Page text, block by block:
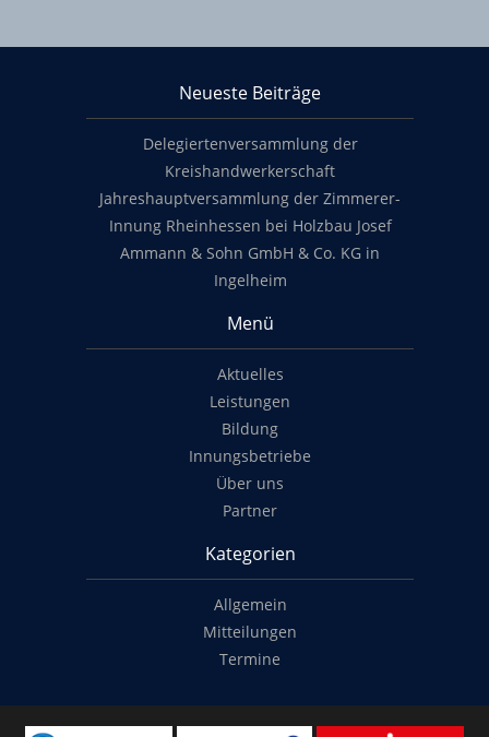
Neueste Beiträge
Delegiertenversammlung der
Kreishandwerkerschaft
Jahreshauptversammlung der Zimmerer-
Innung Rheinhessen bei Holzbau Josef
Ammann & Sohn GmbH & Co. KG in
Ingelheim
Menü
Aktuelles
Leistungen
Bildung
Innungsbetriebe
Über uns
Partner
Kategorien
Allgemein
Mitteilungen
Termine